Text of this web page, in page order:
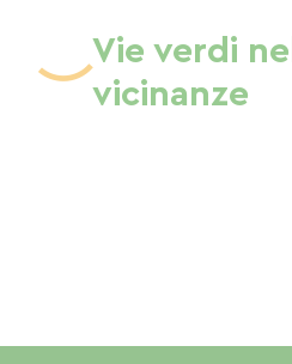
Vie verdi
vicinanze